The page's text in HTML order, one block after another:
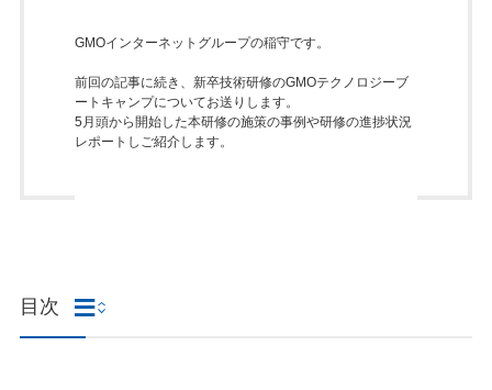
GMOインターネットグループの稲守です。
前回の記事に続き、新卒技術研修のGMOテクノロジーブ
ートキャンプについてお送りします。
5月頭から開始した本研修の施策の事例や研修の進捗状況
レポートしご紹介します。
目次